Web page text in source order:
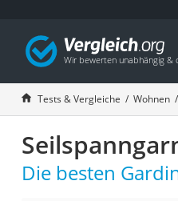
Tests & Vergleiche Wohnen
Die besten